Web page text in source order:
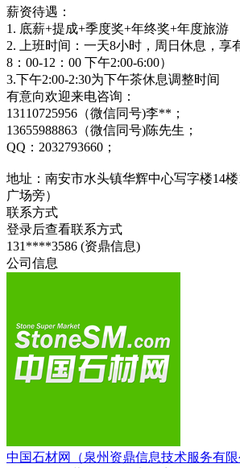
薪资待遇：
1. 底薪+提成+季度奖+年终奖+年度旅游
2. 上班时间：一天8小时，周日休息，享
8：00-12：00 下午2:00-6:00）
3.下午2:00-2:30为下午茶休息调整时间
有意向欢迎来电咨询：
13110725956（微信同号)李**；
13655988863（微信同号)陈先生；
QQ：2032793660；
地址：南安市水头镇华辉中心写字楼14楼
广场旁）
联系方式
登录后查看联系方式
131****3586 (资鼎信息)
公司信息
中国石材网（泉州资鼎信息技术服务有限